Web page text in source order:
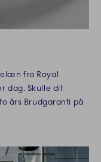
fra Royal
dag. Skulle dit
års Brudgaranti på